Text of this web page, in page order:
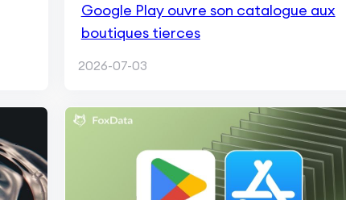
Google Play ouvre son catalogue aux
boutiques tierces
2026-07-03